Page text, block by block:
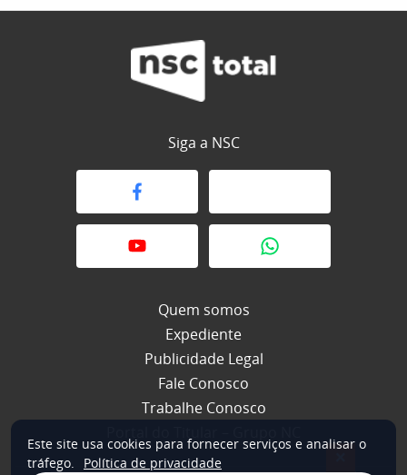
Siga a NSC
Quem somos
Expediente
Publicidade Legal
Fale Conosco
Trabalhe Conosco
Este site usa cookies para fornecer serviços e analisar o
tráfego.
Política de privacidade